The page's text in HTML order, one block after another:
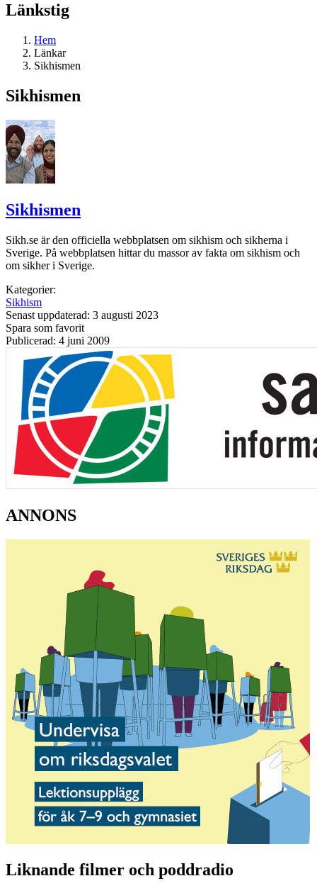
Länkstig
Hem
Länkar
Sikhismen
Sikhismen
Sikhismen
Sikh.se är den officiella webbplatsen om sikhism och sikherna i
Sverige. På webbplatsen hittar du massor av fakta om sikhism och
om sikher i Sverige.
Kategorier:
Sikhism
Senast uppdaterad: 3 augusti 2023
Spara som favorit
Publicerad: 4 juni 2009
ANNONS
Liknande filmer och poddradio